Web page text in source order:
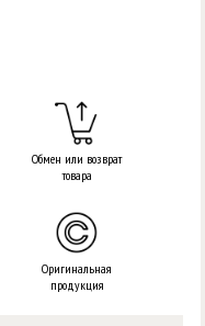
Обмен или возврат
товара
Оригинальная
продукция